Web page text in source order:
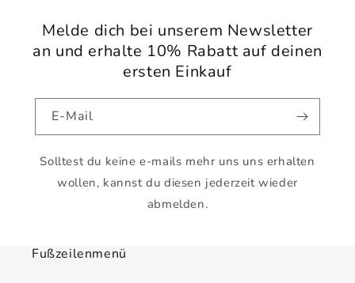
Melde dich bei unserem Newsletter
an und erhalte 10% Rabatt auf deinen
ersten Einkauf
E-Mail
Solltest du keine e-mails mehr uns uns erhalten
wollen, kannst du diesen jederzeit wieder
abmelden.
Fußzeilenmenü